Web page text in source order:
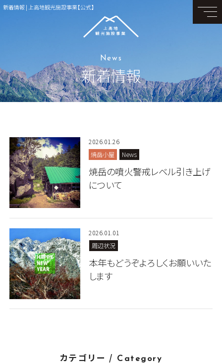
新着情報 | 上高地観光施設事業【公式】
News
新着情報
2026.01.26
焼岳小屋
News
焼岳の噴火警戒レベル引き上げ
について
2026.01.01
周辺状況
本年もどうぞよろしくお願いいた
します
カテゴリー / Category